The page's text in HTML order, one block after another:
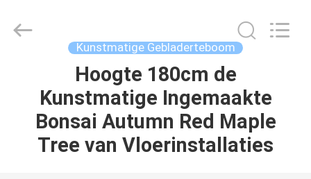
PRODUCTEN
Rights
Kunstmatige Gebladerteboom
Hoogte 180cm de
Kunstmatige Ingemaakte
Bonsai Autumn Red Maple
Tree van Vloerinstallaties